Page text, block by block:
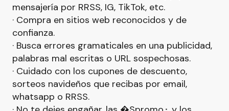
mensajería por RRSS, IG, TikTok, etc.
· Compra en sitios web reconocidos y de
confianza.
· Busca errores gramaticales en una publicidad,
palabras mal escritas o URL sospechosas.
· Cuidado con los cupones de descuento,
sorteos navideños que recibas por email,
whatsapp o RRSS.